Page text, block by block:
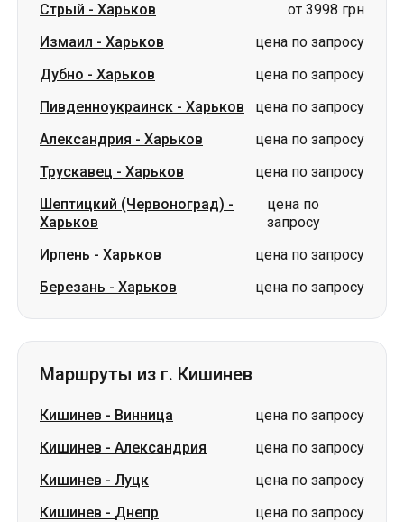
Стрый - Харьков
от 3998 грн
Измаил - Харьков
цена по запросу
Дубно - Харьков
цена по запросу
Пивденноукраинск - Харьков
цена по запросу
Александрия - Харьков
цена по запросу
Трускавец - Харьков
цена по запросу
Шептицкий (Червоноград) -
Харьков
цена по
запросу
Ирпень - Харьков
цена по запросу
Березань - Харьков цена по запросу
Маршруты из г. Кишинев
Кишинев - Винница
цена по запросу
Кишинев - Александрия
цена по запросу
Кишинев - Луцк
цена по запросу
Кишинев - Днепр
цена по запросу